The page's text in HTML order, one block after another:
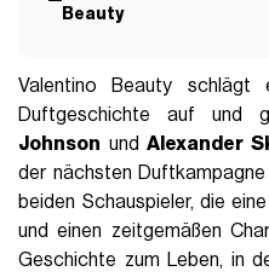
Beauty
Valentino Beauty
Duftgeschichte auf und
Johnson undAlexander
der nächsten
beiden Schauspieler, die
und einen zeitgemäßen
Geschichte zum Leben, in